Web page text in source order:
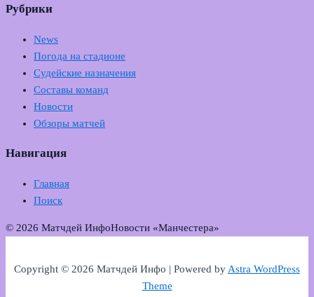
Рубрики
News
Погода на стадионе
Судейские назначения
Составы команд
Новости
Обзоры матчей
Навигация
Главная
Поиск
© 2026 Матчдей ИнфоНовости «Манчестера»
Copyright © 2026 Матчдей Инфо | Powered byAstra WordPress
Theme